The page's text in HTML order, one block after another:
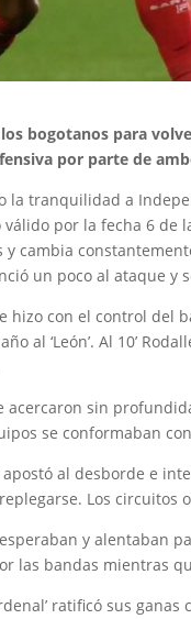
bogotanos para
por parte de
la tranquilidad a
por la fecha 6 de
cambia
un poco al ataque y
hizo con el control del
al ‘León’. Al 10’
acercaron sin
se conformaban
al desborde e
Los
y alentaban
las bandas mientras
ratificó sus